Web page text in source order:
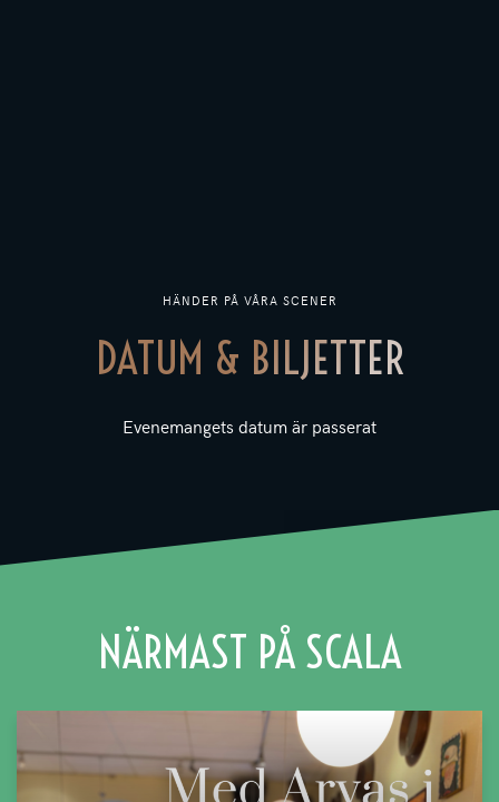
HÄNDER PÅ VÅRA SCENER
DATUM & BILJETTER
Evenemangets datum är passerat
NÄRMAST PÅ SCALA